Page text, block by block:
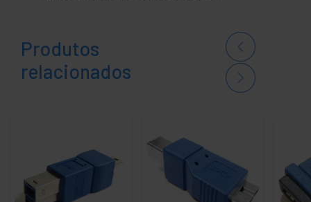
Produtos
relacionados